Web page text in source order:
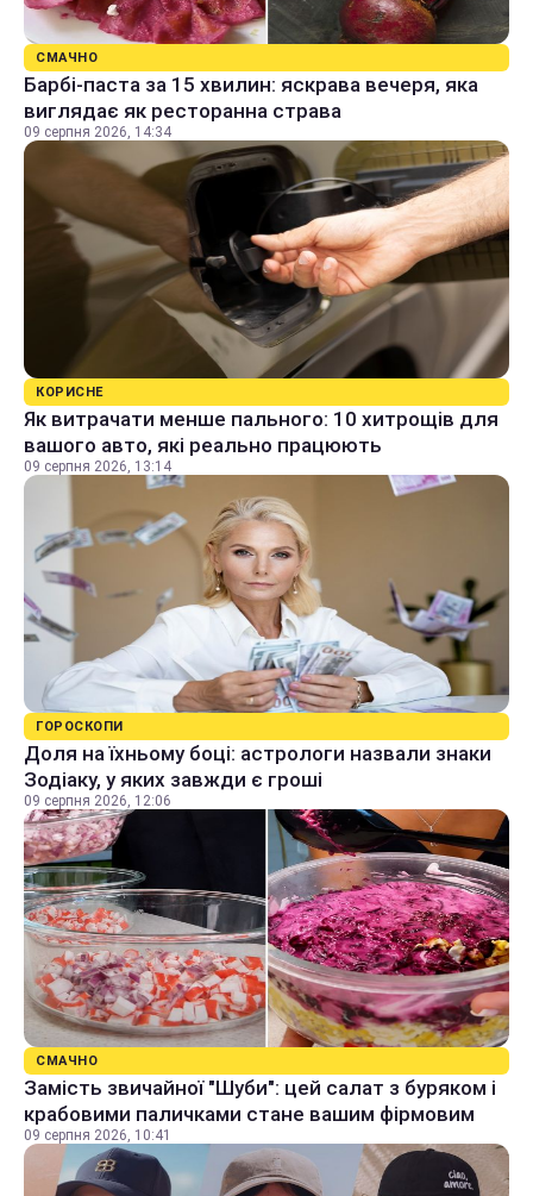
СМАЧНО
Барбі-паста за 15 хвилин: яскрава вечеря, яка
виглядає як ресторанна страва
09 серпня 2026, 14:34
КОРИСНЕ
Як витрачати менше пального: 10 хитрощів для
вашого авто, які реально працюють
09 серпня 2026, 13:14
ГОРОСКОПИ
Доля на їхньому боці: астрологи назвали знаки
Зодіаку, у яких завжди є гроші
09 серпня 2026, 12:06
СМАЧНО
Замість звичайної "Шуби": цей салат з буряком і
крабовими паличками стане вашим фірмовим
09 серпня 2026, 10:41